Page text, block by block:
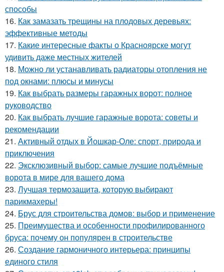
способы
16. Как замазать трещины на плодовых деревьях:
эффективные методы
17. Какие интересные факты о Красноярске могут
удивить даже местных жителей
18. Можно ли устанавливать радиаторы отопления не
под окнами: плюсы и минусы
19. Как выбрать размеры гаражных ворот: полное
руководство
20. Как выбрать лучшие гаражные ворота: советы и
рекомендации
21. Активный отдых в Йошкар-Оле: спорт, природа и
приключения
22. Эксклюзивный выбор: самые лучшие подъёмные
ворота в мире для вашего дома
23. Лучшая термозащита, которую выбирают
парикмахеры!
24. Брус для строительства домов: выбор и применение
25. Преимущества и особенности профилированного
бруса: почему он популярен в строительстве
26. Создание гармоничного интерьера: принципы
единого стиля